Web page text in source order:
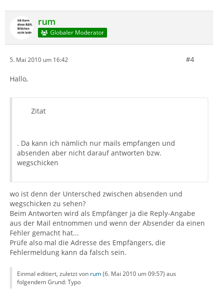
rum
Globaler Moderator
5. Mai 2010 um 16:42 #4
Hallo,
Zitat
. Da kann ich nämlich nur mails empfangen und
absenden aber nicht darauf antworten bzw.
wegschicken
wo ist denn der Untersched zwischen absenden und
wegschicken zu sehen?
Beim Antworten wird als Empfänger ja die Reply-Angabe
aus der Mail entnommen und wenn der Absender da einen
Fehler gemacht hat...
Prüfe also mal die Adresse des Empfängers, die
Fehlermeldung kann da falsch sein.
Einmal editiert, zuletzt von rum(6. Mai 2010 um 09:57) aus
folgendem Grund: Typo